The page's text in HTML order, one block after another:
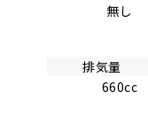
無し
排気量
660cc